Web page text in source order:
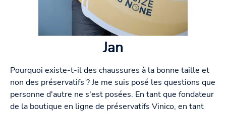
Jan
Pourquoi existe-t-il des chaussures à la bonne taille et
non des préservatifs ? Je me suis posé les questions que
personne d'autre ne s'est posées. En tant que fondateur
de la boutique en ligne de préservatifs Vinico, en tant